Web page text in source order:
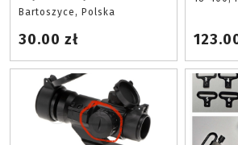
Bartoszyce, Polska
30.00 zł